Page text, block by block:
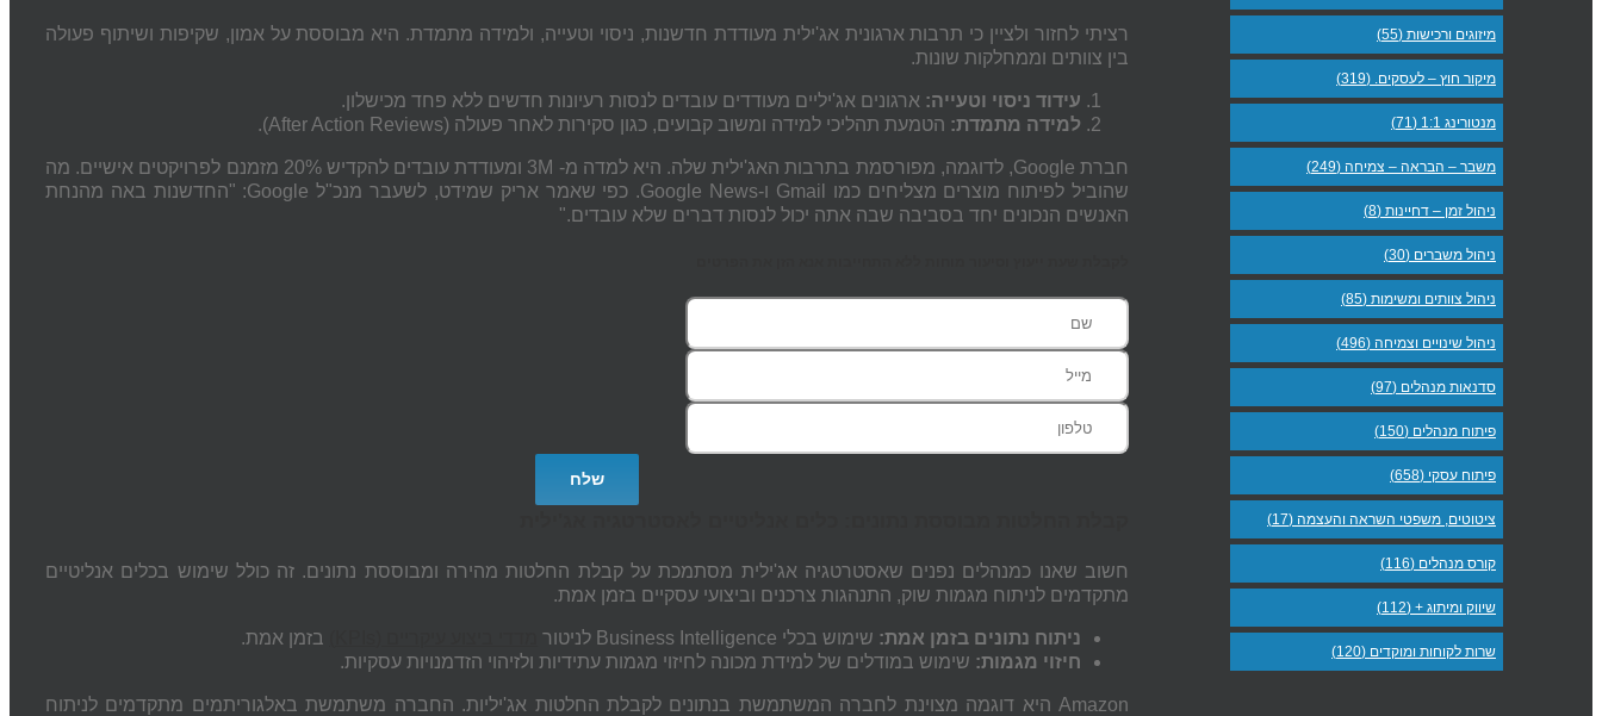
רציתי לחזור ולציין כי תרבות ארגונית אג'ילית מעודדת חדשנות, ניסוי וטעייה, ולמידה מתמדת. היא מבוססת על אמון, שקיפות ושיתוף פעולה
בין צוותים וממחלקות שונות.
עידוד ניסוי וטעייה: ארגונים אג'יליים מעודדים עובדים לנסות רעיונות חדשים ללא פחד מכישלון.
למידה מתמדת: הטמעת תהליכי למידה ומשוב קבועים, כגון סקירות לאחר פעולה (After Action Reviews).
חברת Google, לדוגמה, מפורסמת בתרבות האג'ילית שלה. היא למדה מ- 3M ומעודדת עובדים להקדיש 20% מזמנם לפרויקטים אישיים. מה
שהוביל לפיתוח מוצרים מצליחים כמו Gmail ו-Google News. כפי שאמר אריק שמידט, לשעבר מנכ"ל Google: "החדשנות באה מהנחת
האנשים הנכונים יחד בסביבה שבה אתה יכול לנסות דברים שלא עובדים."
חשוב שאנו כמנהלים נפנים שאסטרטגיה אג'ילית מסתמכת על קבלת החלטות מהירה ומבוססת נתונים. זה כולל שימוש בכלים אנליטיים
מתקדמים לניתוח מגמות שוק, התנהגות צרכנים וביצועי עסקיים בזמן אמת.
ניתוח נתונים בזמן אמת: שימוש בכלי Business Intelligence לניטור
בזמן אמת.
חיזוי מגמות: שימוש במודלים של למידת מכונה לחיזוי מגמות עתידיות ולזיהוי הזדמנויות עסקיות.
Amazon היא דוגמה מצוינת לחברה המשתמשת בנתונים לקבלת החלטות אג'יליות. החברה משתמשת באלגוריתמים מתקדמים לניתוח
מיזוגים ורכישות (55)
מיקור חוץ – לעסקים. (319)
מנטורינג 1:1 (71)
משבר – הבראה – צמיחה (249)
ניהול זמן – דחיינות (8)
ניהול משברים (30)
ניהול צוותים ומשימות (85)
ניהול שינויים וצמיחה (496)
סדנאות מנהלים (97)
פיתוח מנהלים (150)
פיתוח עסקי (658)
ציטוטים, משפטי השראה והעצמה (17)
קורס מנהלים (116)
שיווק ומיתוג + (112)
שרות לקוחות ומוקדים (120)